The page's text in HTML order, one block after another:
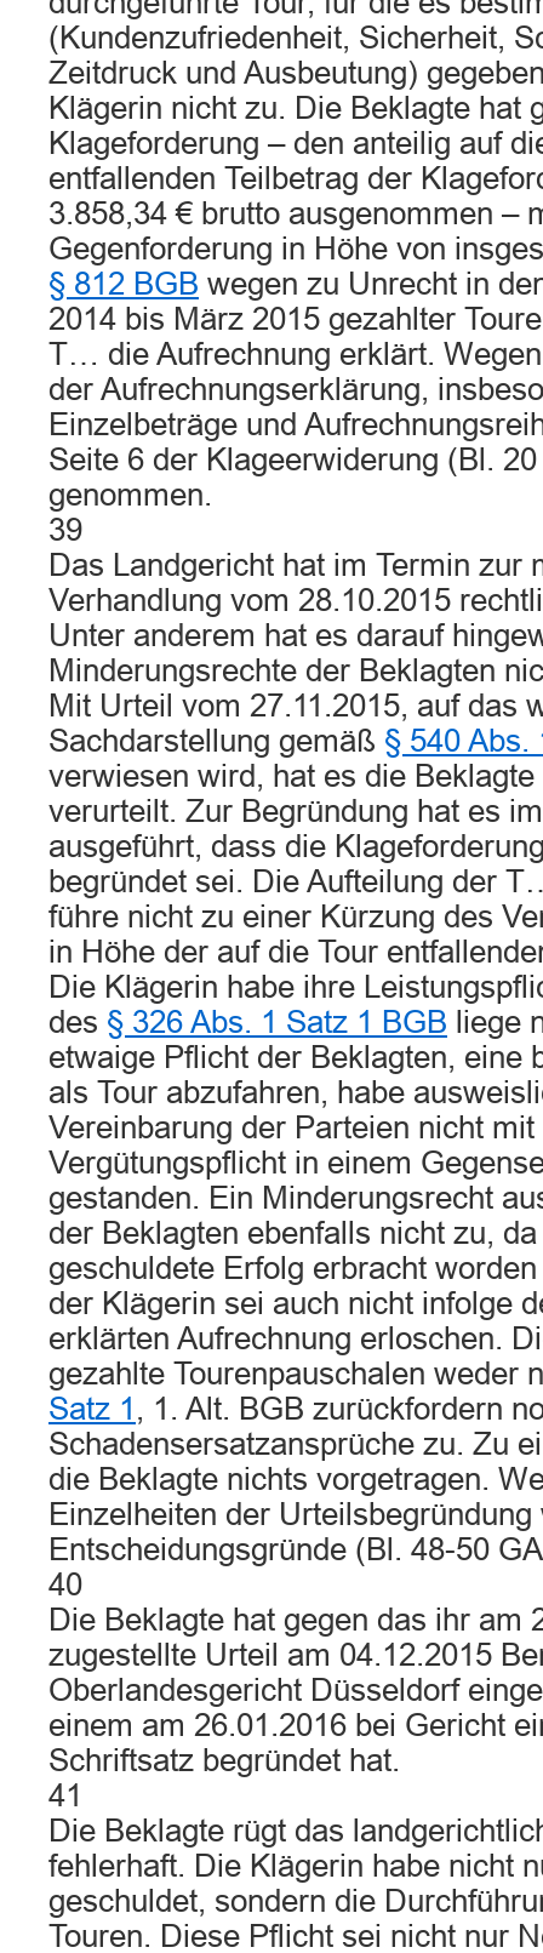
(Kundenzufriedenheit, Sicherheit,
Zeitdruck und Ausbeutung)
Klägerin nicht zu. Die Beklagte hat
Klageforderung – den anteilig auf
entfallenden Teilbetrag der
3.858,34 € brutto ausgenommen –
Gegenforderung in Höhe von
§ 812 BGB wegen zu Unrecht in
2014 bis März 2015 gezahlter
T… die Aufrechnung erklärt.
der Aufrechnungserklärung,
Einzelbeträge und
Seite 6 der Klageerwiderung (Bl.
genommen.
39
Das Landgericht hat im Termin zur
Verhandlung vom 28.10.2015
Unter anderem hat es darauf
Minderungsrechte der Beklagten
Mit Urteil vom 27.11.2015, auf das
Sachdarstellung gemäß § 540 Abs.
verwiesen wird, hat es die
verurteilt. Zur Begründung hat es
ausgeführt, dass die
begründet sei. Die Aufteilung der
führe nicht zu einer Kürzung des
in Höhe der auf die Tour
Die Klägerin habe ihre
des § 326 Abs. 1 Satz 1 BGB liege
etwaige Pflicht der Beklagten, eine
als Tour abzufahren, habe
Vereinbarung der Parteien nicht mit
Vergütungspflicht in einem
gestanden. Ein Minderungsrecht
der Beklagten ebenfalls nicht zu,
geschuldete Erfolg erbracht
der Klägerin sei auch nicht infolge
erklärten Aufrechnung erloschen.
gezahlte Tourenpauschalen weder
Satz 1 , 1. Alt. BGB zurückfordern
Schadensersatzansprüche zu. Zu
die Beklagte nichts vorgetragen.
Einzelheiten der
Entscheidungsgründe (Bl. 48-50
40
Die Beklagte hat gegen das ihr am
zugestellte Urteil am 04.12.2015
Oberlandesgericht Düsseldorf
einem am 26.01.2016 bei Gericht
Schriftsatz begründet hat.
41
Die Beklagte rügt das
fehlerhaft. Die Klägerin habe nicht
geschuldet, sondern die
Touren. Diese Pflicht sei nicht nur